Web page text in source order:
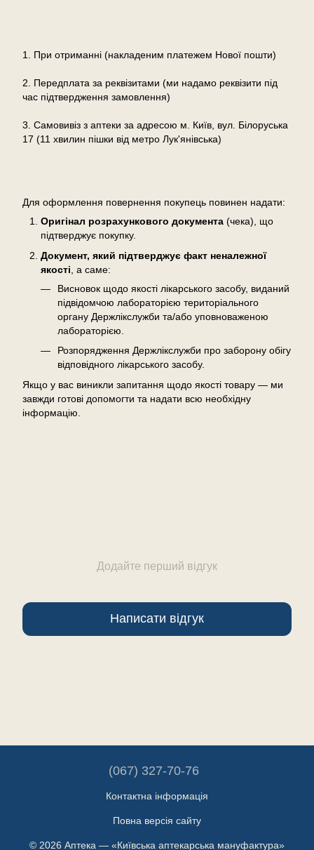
1. При отриманні (накладеним платежем Нової пошти)
2. Передплата за реквізитами (ми надамо реквізити під
час підтвердження замовлення)
3. Самовивіз з аптеки за адресою м. Київ, вул. Білоруська
17 (11 хвилин пішки від метро Лук'янівська)
Для оформлення повернення покупець повинен надати:
Оригінал розрахункового документа (чека), що
підтверджує покупку.
Документ, який підтверджує факт неналежної
якості , а саме:
Висновок щодо якості лікарського засобу, виданий
підвідомчою лабораторією територіального
органу Держлікслужби та/або уповноваженою
лабораторією.
Розпорядження Держлікслужби про заборону обігу
відповідного лікарського засобу.
Якщо у вас виникли запитання щодо якості товару — ми
завжди готові допомогти та надати всю необхідну
інформацію.
Додайте перший відгук
Написати відгук
(067) 327-70-76
Контактна інформація
Повна версія сайту
© 2026 Аптека — «Київська аптекарська мануфактура»